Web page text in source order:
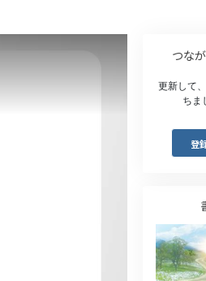
物
マンライ
ィア･ミニ
サービス 病気やけがのためのアシ
感情のトーン・スケール
職場のためのツール
エシックスとコンディシ
つな
更新して
ちま
登